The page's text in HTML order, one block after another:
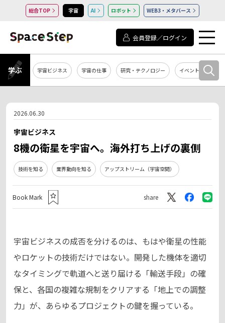
総合TOP 宇宙 AI ロボット WEB3・メタバース
会員登録／ログイン
学ぶ 宇宙ビジネス 宇宙の仕事 研究・テクノロジー イベント・セミナー
2026.06.30
宇宙ビジネス
8機の衛星を宇宙へ。海外打ち上げの裏側
技術を知る 業界動向を知る アップストリーム（宇宙空間）
Book Mark share
宇宙ビジネスの成否を分けるのは、もはや衛星の性能
やロケットの技術だけではない。開発した機体を適切
なタイミングで軌道へと送り届ける「輸送手段」の確
保と、各国の複雑な規制をクリアする「地上での調整
力」が、あらゆるプロジェクトの鍵を握っている。